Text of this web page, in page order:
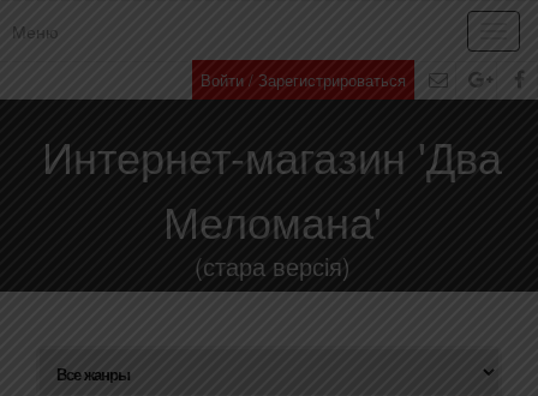
Меню
Войти / Зарегистрироваться
Интернет-магазин 'Два
Меломана'
(стара версія)